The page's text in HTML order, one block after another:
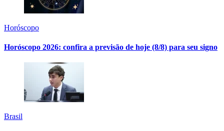
Horóscopo
Horóscopo 2026: confira a previsão de hoje (8/8) para seu signo
Brasil